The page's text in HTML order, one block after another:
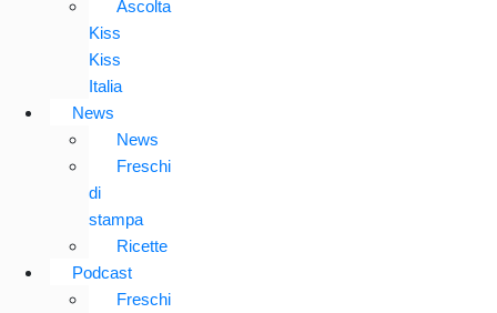
Ascolta
Kiss
Kiss
Italia
News
News
Freschi
di
stampa
Ricette
Podcast
Freschi